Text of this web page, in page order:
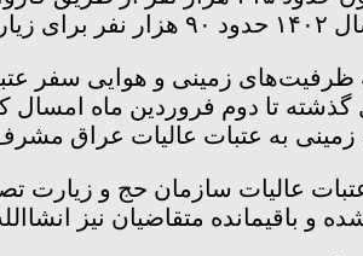
کنند.
زمینی و هوایی سفر
زمینی به عتبات عالیات عراق
باقیمانده متقاضیان نیز